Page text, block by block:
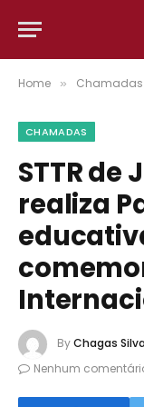
Home » Chamadas
CHAMADAS
STTR de
realiza
ByChagas Silva
Nenhum